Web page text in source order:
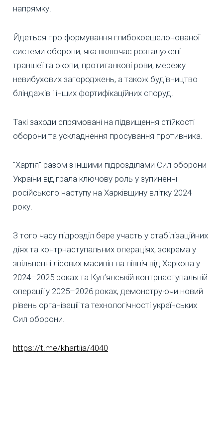
напрямку.
Йдеться про формування глибокоешелонованої
системи оборони, яка включає розгалужені
траншеї та окопи, протитанкові рови, мережу
невибухових загороджень, а також будівництво
бліндажів і інших фортифікаційних споруд.
Такі заходи спрямовані на підвищення стійкості
оборони та ускладнення просування противника.
"Хартія" разом з іншими підрозділами Сил оборони
України відіграла ключову роль у зупиненні
російського наступу на Харківщину влітку 2024
року.
З того часу підрозділ бере участь у стабілізаційних
діях та контрнаступальних операціях, зокрема у
звільненні лісових масивів на північ від Харкова у
2024–2025 роках та Куп’янській контрнаступальній
операції у 2025–2026 роках, демонструючи новий
рівень організації та технологічності українських
Сил оборони.
https://t.me/khartiia/4040